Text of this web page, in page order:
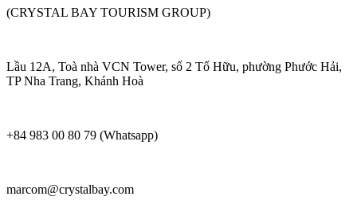
(CRYSTAL BAY TOURISM GROUP)
Lầu 12A, Toà nhà VCN Tower, số 2 Tố Hữu, phường Phước Hải,
TP Nha Trang, Khánh Hoà
+84 983 00 80 79 (Whatsapp)
marcom@crystalbay.com